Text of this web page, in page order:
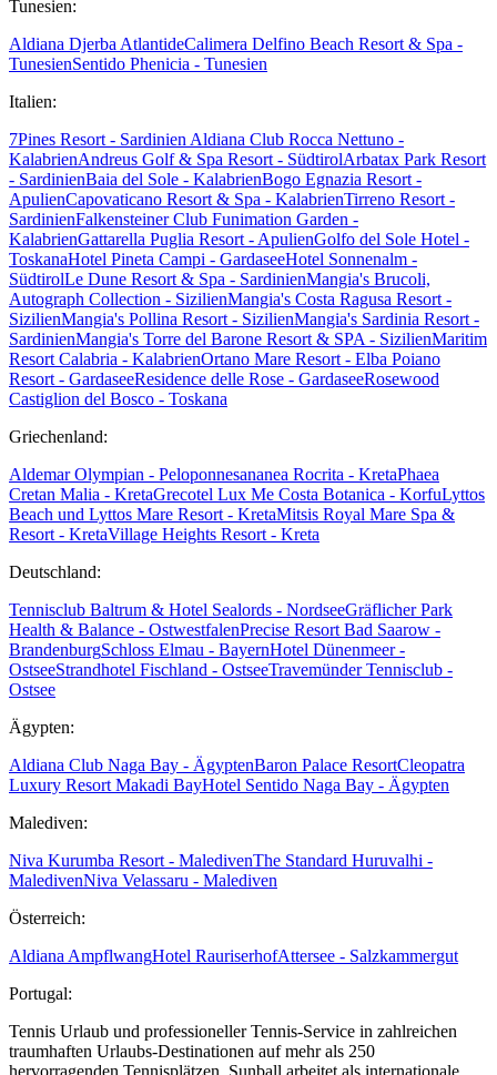
Tunesien:
Aldiana Djerba AtlantideCalimera Delfino Beach Resort & Spa -
TunesienSentido Phenicia - Tunesien
Italien:
7Pines Resort - Sardinien Aldiana Club Rocca Nettuno -
KalabrienAndreus Golf & Spa Resort - SüdtirolArbatax Park Resort
- SardinienBaia del Sole - KalabrienBogo Egnazia Resort -
ApulienCapovaticano Resort & Spa - KalabrienTirreno Resort -
SardinienFalkensteiner Club Funimation Garden -
KalabrienGattarella Puglia Resort - ApulienGolfo del Sole Hotel -
ToskanaHotel Pineta Campi - GardaseeHotel Sonnenalm -
SüdtirolLe Dune Resort & Spa - SardinienMangia's Brucoli,
Autograph Collection - SizilienMangia's Costa Ragusa Resort -
SizilienMangia's Pollina Resort - SizilienMangia's Sardinia Resort -
SardinienMangia's Torre del Barone Resort & SPA - SizilienMaritim
Resort Calabria - KalabrienOrtano Mare Resort - Elba Poiano
Resort - GardaseeResidence delle Rose - GardaseeRosewood
Castiglion del Bosco - Toskana
Griechenland:
Aldemar Olympian - Peloponnesananea Rocrita - KretaPhaea
Cretan Malia - KretaGrecotel Lux Me Costa Botanica - KorfuLyttos
Beach und Lyttos Mare Resort - KretaMitsis Royal Mare Spa &
Resort - KretaVillage Heights Resort - Kreta
Deutschland:
Tennisclub Baltrum & Hotel Sealords - NordseeGräflicher Park
Health & Balance - OstwestfalenPrecise Resort Bad Saarow -
BrandenburgSchloss Elmau - BayernHotel Dünenmeer -
OstseeStrandhotel Fischland - OstseeTravemünder Tennisclub -
Ostsee
Ägypten:
Aldiana Club Naga Bay - ÄgyptenBaron Palace ResortCleopatra
Luxury Resort Makadi BayHotel Sentido Naga Bay - Ägypten
Malediven:
Niva Kurumba Resort - MaledivenThe Standard Huruvalhi -
MaledivenNiva Velassaru - Malediven
Österreich:
Aldiana AmpflwangHotel RauriserhofAttersee - Salzkammergut
Portugal:
Tennis Urlaub und professioneller Tennis-Service in zahlreichen
traumhaften Urlaubs-Destinationen auf mehr als 250